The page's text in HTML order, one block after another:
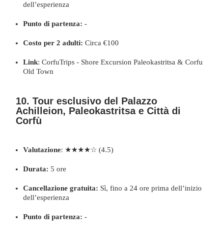
dell’esperienza
Punto di partenza: -
Costo per 2 adulti: Circa €100
Link:CorfuTrips - Shore Excursion Paleokastritsa & Corfu
Old Town
10. Tour esclusivo del Palazzo
Achilleion, Paleokastritsa e Città di
Corfù
Valutazione: ★★★★☆ (4.5)
Durata: 5 ore
Cancellazione gratuita: Sì, fino a 24 ore prima dell’inizio
dell’esperienza
Punto di partenza: -